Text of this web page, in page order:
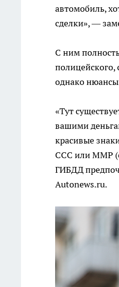
автомобиль,
сделки», —
С ним
полицейского,
однако нюансы
«Тут
вашими
красивые
ССС или ММР
ГИБДД
Autonews.ru.